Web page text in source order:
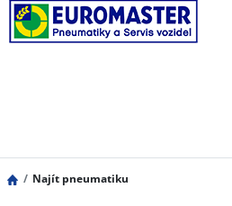
Najít pneumatiku